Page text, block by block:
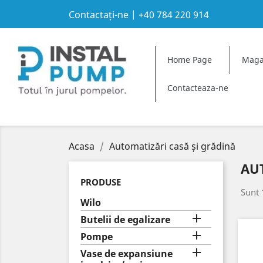
add_circle_outline
Contactați-ne | +40 784 220 914
Home Page
Contacteaza-ne
Acasa Automatizări casă și grădină
PRODUSE
Wilo
Butelii de egalizare

Pompe 
Vase de expansiune

Sunt